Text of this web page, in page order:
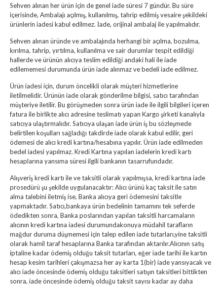
Sehven alınan her ürün için de genel iade süresi 7 gündür. Bu süre
içerisinde, Ambalajı açılmış, kullanılmış, tahrip edilmiş vesaire şekildeki
ürünlerin iadesi kabul edilmez. İade, orijinal ambalaj ile yapılmalıdır.
Sehven alınan üründe ve ambalajında herhangi bir açılma, bozulma,
kırılma, tahrip, yırtılma, kullanılma ve sair durumlar tespit edildiği
hallerde ve ürünün alıcıya teslim edildiği andaki hali ile iade
edilememesi durumunda ürün iade alınmaz ve bedeli iade edilmez.
Ürün iadesi için, durum öncelikli olarak müşteri hizmetlerine
iletilmelidir. Ürünün iade olarak gönderilme bilgisi, satıcı tarafından
müşteriye iletilir. Bu görüşmeden sonra ürün iade ile ilgili bilgileri içeren
fatura ile birlikte alıcı adresine teslimatı yapan Kargo şirketi kanalıyla
satıcıya ulaştırmalıdır. Satıcıya ulaşan iade ürün iş bu sözleşmede
belirtilen koşulları sağladığı takdirde iade olarak kabul edilir, geri
ödemesi de alıcı kredi kartına/hesabına yapılır. Ürün iade edilmeden
bedel iadesi yapılmaz. Kredi Kartına yapılan iadelerin kredi kartı
hesaplarına yansıma süresi ilgili bankanın tasarrufundadır.
Alışveriş kredi kartı ile ve taksitli olarak yapılmışsa, kredi kartına iade
prosedürü şu şekilde uygulanacaktır: Alıcı ürünü kaç taksit ile satın
alma talebini iletmiş ise, Banka alıcıya geri ödemesini taksitle
yapmaktadır. Satıcı,bankaya ürün bedelinin tamamını tek seferde
ödedikten sonra, Banka poslarından yapılan taksitli harcamaların
alıcının kredi kartına iadesi durumundakonuya müdahil tarafların
mağdur duruma düşmemesi için talep edilen iade tutarları,yine taksitli
olarak hamil taraf hesaplarına Banka tarafından aktarılır.Alıcının satış
iptaline kadar ödemiş olduğu taksit tutarları, eğer iade tarihi ile kartın
hesap kesim tarihleri çakışmazsa her ay karta 1(bir) iade yansıyacak ve
alıcı iade öncesinde ödemiş olduğu taksitleri satışın taksitleri bittikten
sonra, iade öncesinde ödemiş olduğu taksit sayısı kadar ay daha